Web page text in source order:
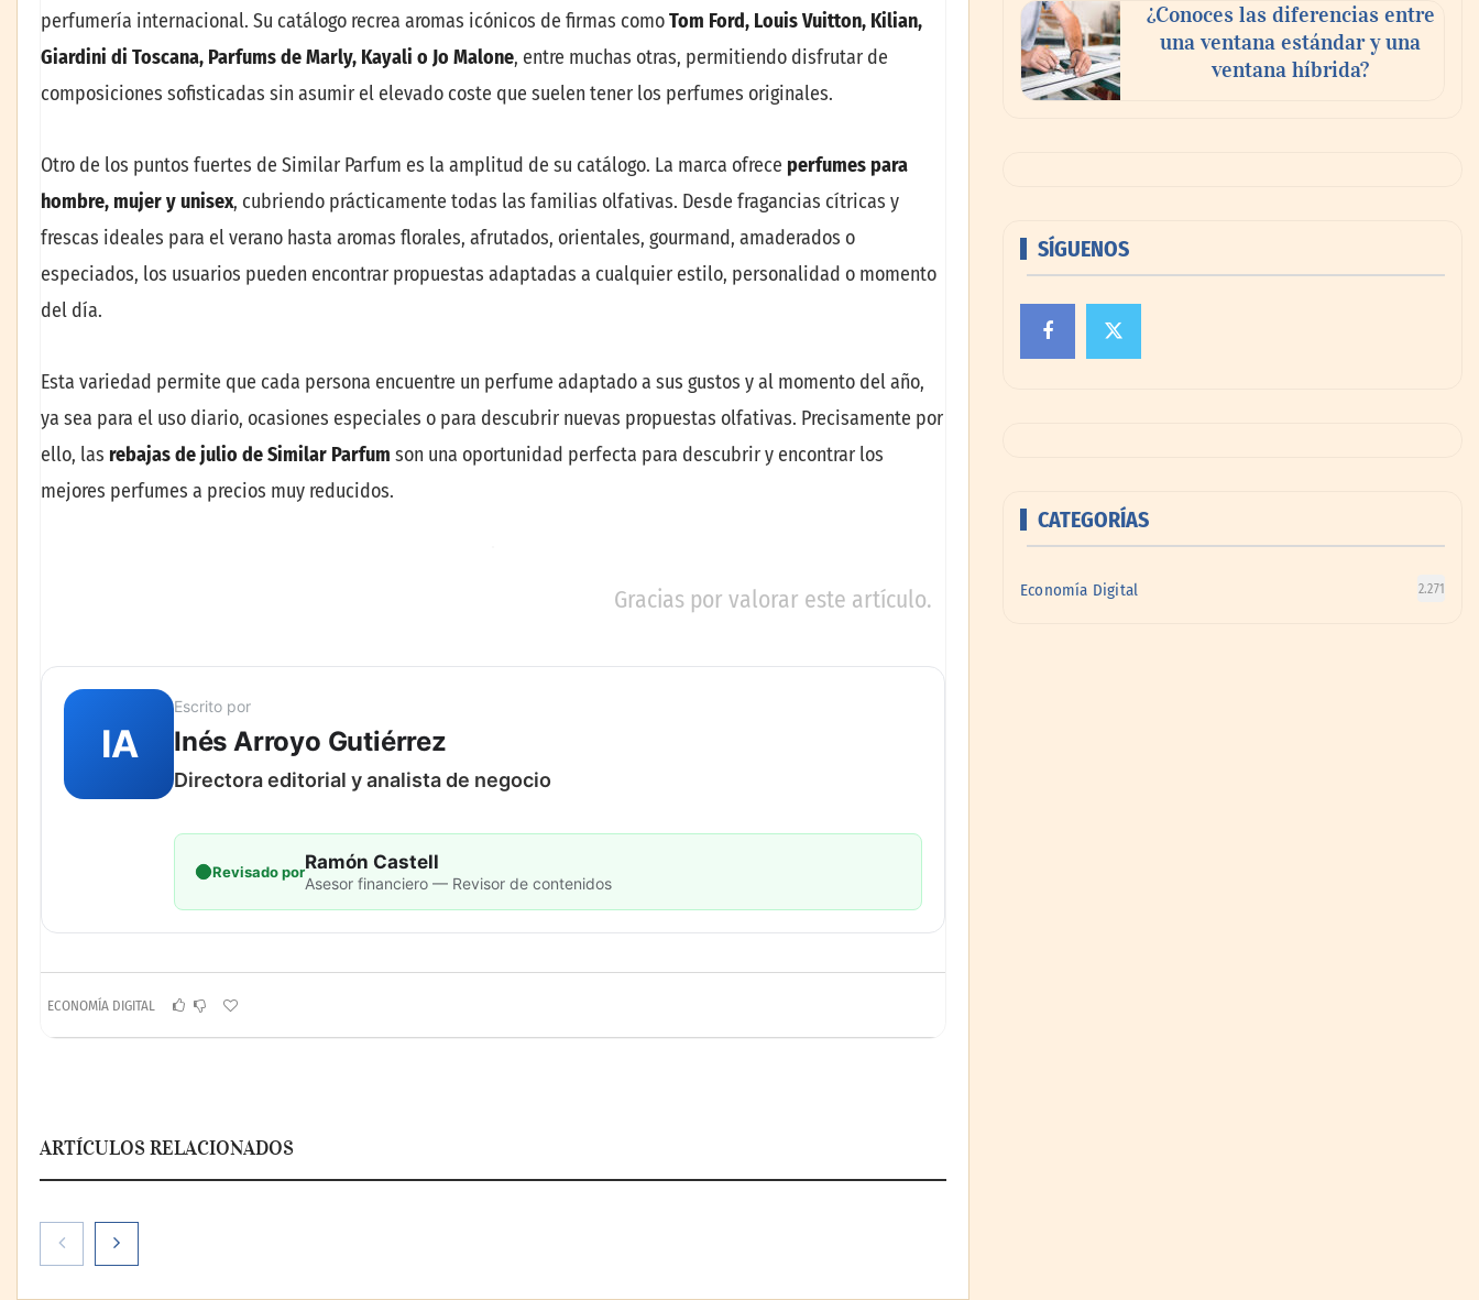
perfumería internacional. Su catálogo recrea aromas icónicos de firmas comoTom Ford, Louis Vuitton, Kilian,
Giardini di Toscana, Parfums de Marly, Kayali o Jo Malone, entre muchas otras, permitiendo disfrutar de
composiciones sofisticadas sin asumir el elevado coste que suelen tener los perfumes originales.
Otro de los puntos fuertes de Similar Parfum es la amplitud de su catálogo. La marca ofrece perfumes para
hombre, mujer y unisex, cubriendo prácticamente todas las familias olfativas. Desde fragancias cítricas y
frescas ideales para el verano hasta aromas florales, afrutados, orientales, gourmand, amaderados o
especiados, los usuarios pueden encontrar propuestas adaptadas a cualquier estilo, personalidad o momento
del día.
Esta variedad permite que cada persona encuentre un perfume adaptado a sus gustos y al momento del año,
ya sea para el uso diario, ocasiones especiales o para descubrir nuevas propuestas olfativas. Precisamente por
ello, las rebajas de julio de Similar Parfum son una oportunidad perfecta para descubrir y encontrar los
mejores perfumes a precios muy reducidos.
Gracias por valorar este artículo.
IA
Escrito por
Inés Arroyo Gutiérrez
Directora editorial y analista de negocio
Revisado porRamón Castell
Asesor financiero — Revisor de contenidos
ECONOMÍA DIGITAL
ARTÍCULOS RELACIONADOS
¿Conoces las diferencias entre
una ventana estándar y una
ventana híbrida?
SÍGUENOS
CATEGORÍAS
Economía Digital 2.271